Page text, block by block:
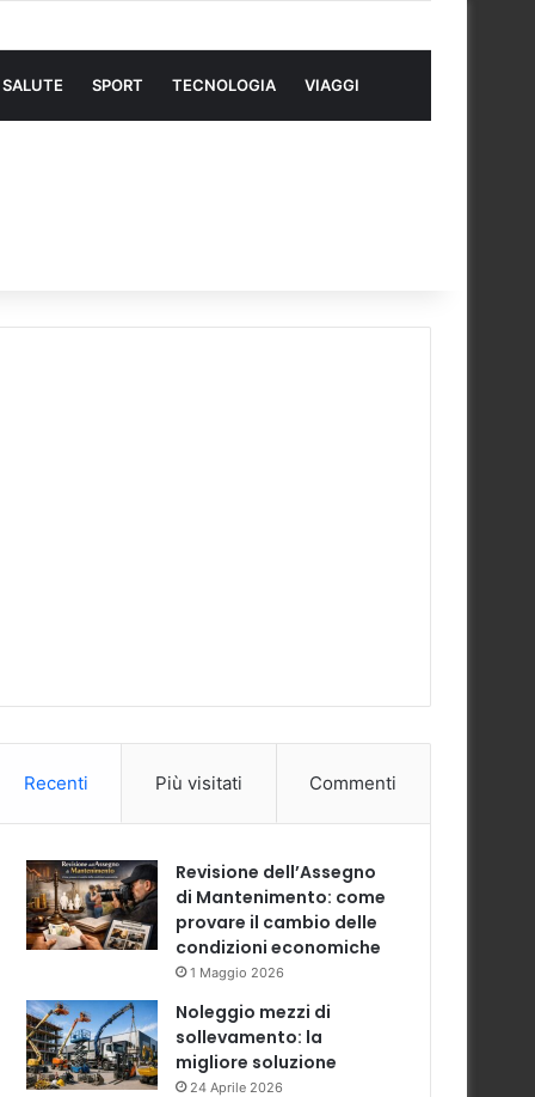
SALUTE SPORT TECNOLOGIA VIAGGI
Recenti Più visitati Commenti
Revisione dell’Assegno
di Mantenimento: come
provare il cambio delle
condizioni economiche
1 Maggio 2026
Noleggio mezzi di
sollevamento: la
migliore soluzione
24 Aprile 2026